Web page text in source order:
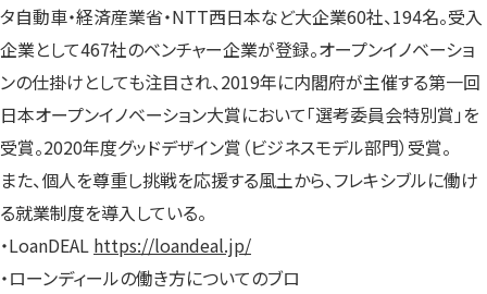
タ自動車・経済産業省・NTT西日本など大企業60社、194名。受入
企業として467社のベンチャー企業が登録。オープンイノベーショ
ンの仕掛けとしても注目され、2019年に内閣府が主催する第一回
日本オープンイノベーション大賞において「選考委員会特別賞」を
受賞。2020年度グッドデザイン賞（ビジネスモデル部門）受賞。
また、個人を尊重し挑戦を応援する風土から、フレキシブルに働け
る就業制度を導入している。
・LoanDEAL https://loandeal.jp/
・ローンディールの働き方についてのブロ